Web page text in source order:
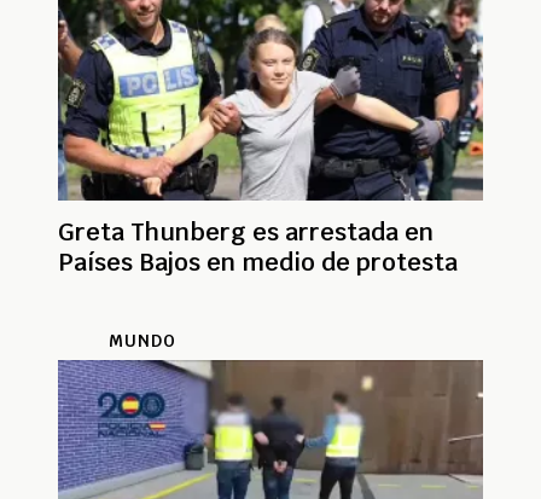
Greta Thunberg es arrestada en
Países Bajos en medio de protesta
MUNDO